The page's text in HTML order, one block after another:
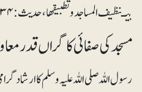
بتـنظیف المساجد وتطبیقھا، حدیث: ۱۶۳۴)
مسجد کی صفائی کا گراں قدر
رسول اللہ صلی اللہ علیہ وسلم کا